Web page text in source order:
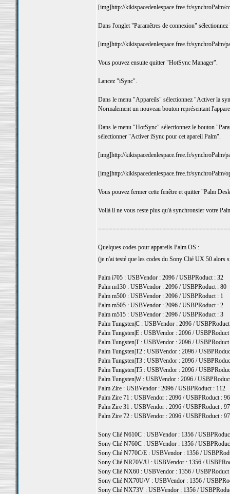
[img]http://kikispacedenlespace.free.fr/synchroPalm/
Dans l'onglet "Paramêtres de connexion"
[img]http://kikispacedenlespace.free.fr/synchroPalm/
Vous pouvez ensuite quitter "HotSync Manager".
Lancez "iSync".
Dans le menu "Appareils" sélectionnez "Activer la
Normalement un nouveau bouton représentant
Dans le menu "HotSync" sélectionnez le bouton
sélectionner "Activer iSync pour cet apareil Palm".
[img]http://kikispacedenlespace.free.fr/synchroPalm/
[img]http://kikispacedenlespace.free.fr/
Vous pouvez fermer cette fenêtre et quitter "Palm
Voilà il ne vous reste plus qu'à synchronsier votre
Quelques codes pour appareils Palm OS :
(je n'ai testé que les codes du Sony Clié UX 50 alors
Palm i705 : USBVendor : 2096 / USBPRoduct : 32
Palm m130 : USBVendor : 2096 / USBPRoduct : 80
Palm m500 : USBVendor : 2096 / USBPRoduct : 1
Palm m505 : USBVendor : 2096 / USBPRoduct : 2
Palm m515 : USBVendor : 2096 / USBPRoduct : 3
Palm Tungsten|C : USBVendor : 2096 /
Palm Tungsten|E : USBVendor : 2096 / USBPRoduct
Palm Tungsten|T : USBVendor : 2096 / USBPRoduct
Palm Tungsten|T2 : USBVendor : 2096 /
Palm Tungsten|T3 : USBVendor : 2096 /
Palm Tungsten|T5 : USBVendor : 2096 /
Palm Tungsten|W : USBVendor : 2096 /
Palm Zire : USBVendor : 2096 / USBPRoduct : 112
Palm Zire 71 : USBVendor : 2096 / USBPRoduct : 96
Palm Zire 31 : USBVendor : 2096 / USBPRoduct : 97
Palm Zire 72 : USBVendor : 2096 / USBPRoduct : 97
Sony Clié N610C : USBVendor : 1356 /
Sony Clié N760C : USBVendor : 1356 /
Sony Clié N770C/E : USBVendor : 1356 /
Sony Clié NR70V/U : USBVendor : 1356 /
Sony Clié NX60 : USBVendor : 1356 / USBPRoduct
Sony Clié NX70U/V : USBVendor : 1356 /
Sony Clié NX73V : USBVendor : 1356 /